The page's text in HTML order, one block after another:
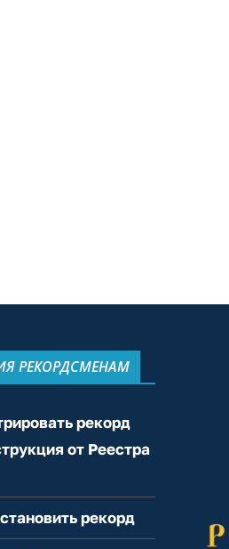
РЕКОРДСМЕНАМ
рекорд
от Реестра
рекорд